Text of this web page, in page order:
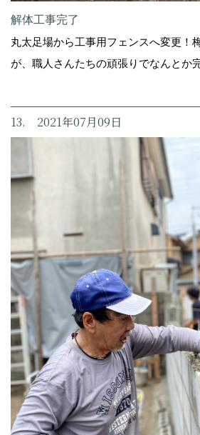
解体工事完了
丸太足場から工事用フェンスへ変更！
が、職人さんたちの頑張りでなんとか
13. 2021年07月09日